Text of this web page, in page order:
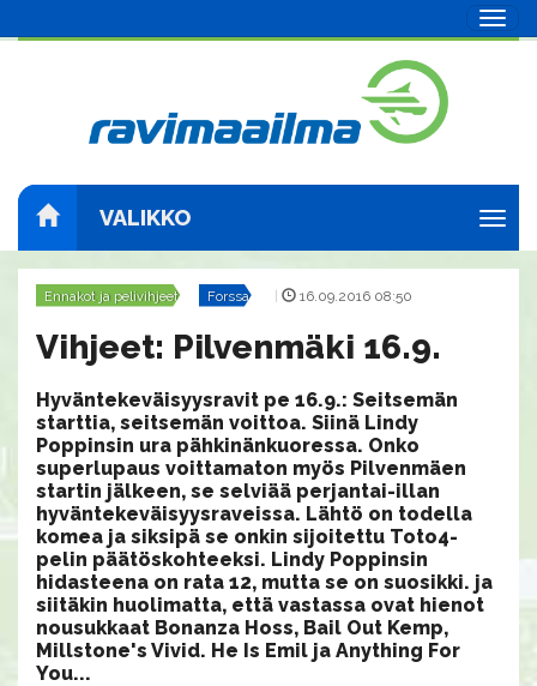
VALIKKO
Ennakot ja pelivihjeet Forssa 16.09.2016 08:50
Vihjeet: Pilvenmäki 16.9.
Hyväntekeväisyysravit pe 16.9.: Seitsemän
starttia, seitsemän voittoa. Siinä Lindy
Poppinsin ura pähkinänkuoressa. Onko
superlupaus voittamaton myös Pilvenmäen
startin jälkeen, se selviää perjantai-illan
hyväntekeväisyysraveissa. Lähtö on todella
komea ja siksipä se onkin sijoitettu Toto4-
pelin päätöskohteeksi. Lindy Poppinsin
hidasteena on rata 12, mutta se on suosikki. ja
siitäkin huolimatta, että vastassa ovat hienot
nousukkaat Bonanza Hoss, Bail Out Kemp,
Millstone's Vivid. He Is Emil ja Anything For
You...